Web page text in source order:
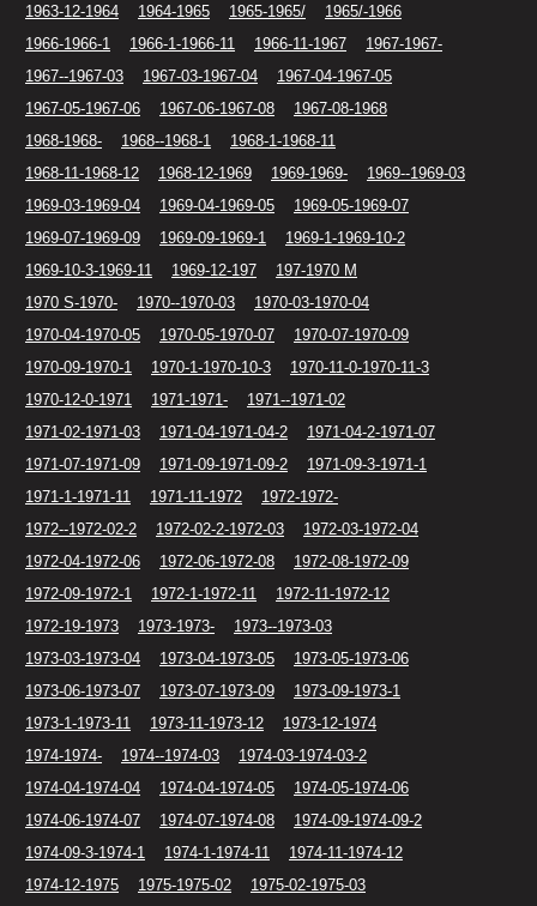
1963-12-1964
1964-1965 1965-1965/
1965/-1966
1966-1966-1
1966-1-1966-11 1966-11-1967
1967-1967-
1967--1967-03
1967-03-1967-04
1967-04-1967-05
1967-05-1967-06
1967-06-1967-08
1967-08-1968
1968-1968-
1968--1968-1
1968-1-1968-11
1968-11-1968-12
1968-12-1969 1969-1969-
1969--1969-03
1969-03-1969-04
1969-04-1969-05
1969-05-1969-07
1969-07-1969-09
1969-09-1969-1
1969-1-1969-10-2
1969-10-3-1969-11
1969-12-197
197-1970 M
1970 S-1970-
1970--1970-03
1970-03-1970-04
1970-04-1970-05
1970-05-1970-07
1970-07-1970-09
1970-09-1970-1
1970-1-1970-10-3
1970-11-0-1970-11-3
1970-12-0-1971
1971-1971-
1971--1971-02
1971-02-1971-03
1971-04-1971-04-2
1971-04-2-1971-07
1971-07-1971-09
1971-09-1971-09-2
1971-09-3-1971-1
1971-1-1971-11
1971-11-1972
1972-1972-
1972--1972-02-2
1972-02-2-1972-03
1972-03-1972-04
1972-04-1972-06
1972-06-1972-08
1972-08-1972-09
1972-09-1972-1
1972-1-1972-11
1972-11-1972-12
1972-19-1973
1973-1973-
1973--1973-03
1973-03-1973-04
1973-04-1973-05
1973-05-1973-06
1973-06-1973-07
1973-07-1973-09
1973-09-1973-1
1973-1-1973-11
1973-11-1973-12
1973-12-1974
1974-1974-
1974--1974-03
1974-03-1974-03-2
1974-04-1974-04
1974-04-1974-05
1974-05-1974-06
1974-06-1974-07
1974-07-1974-08
1974-09-1974-09-2
1974-09-3-1974-1
1974-1-1974-11
1974-11-1974-12
1974-12-1975
1975-1975-02
1975-02-1975-03